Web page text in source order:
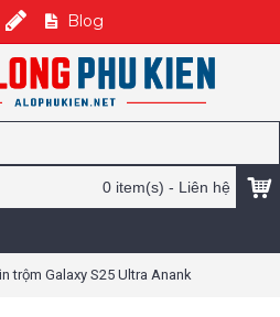
Blog
0 item(s) - Liên hệ
trộm Galaxy S25 Ultra Anank